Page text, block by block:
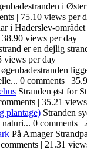
i
| 75.10 views per
i Haderslev-området
38.90 views per day
er en dejlig
views per day
0 comments |
Stranden øst for
| 35.21
plantage) Stranden
0 comments |
På Amager
| 21.31